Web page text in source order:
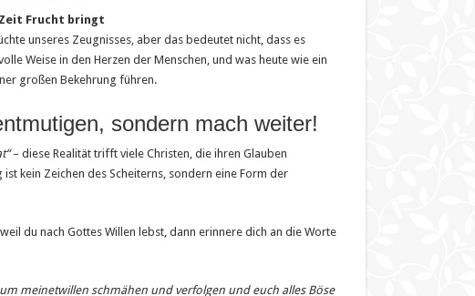
Frucht bringt
unseres Zeugnisses, aber das bedeutet nicht, dass es
Weise in den Herzen der Menschen, und was heute wie ein
großen Bekehrung führen.
sondern mach weiter!
– diese Realität trifft viele Christen, die ihren Glauben
kein Zeichen des Scheiterns, sondern eine Form der
du nach Gottes Willen lebst, dann erinnere dich an die Worte
meinetwillen schmähen und verfolgen und euch alles Böse